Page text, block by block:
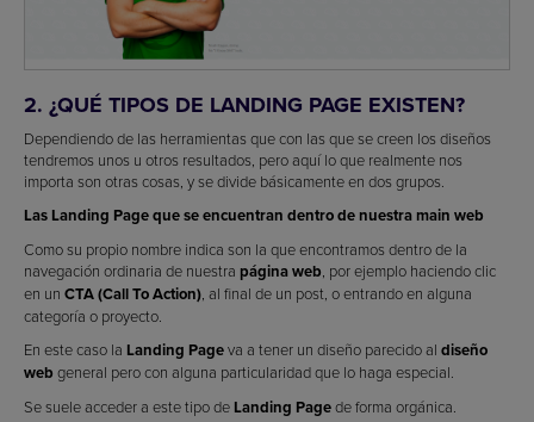
2. ¿QUÉ TIPOS DE LANDING PAGE EXISTEN?
Dependiendo de las herramientas que con las que se creen los diseños
tendremos unos u otros resultados, pero aquí lo que realmente nos
importa son otras cosas, y se divide básicamente en dos grupos.
Las Landing Page que se encuentran dentro de nuestra main web
Como su propio nombre indica son la que encontramos dentro de la
navegación ordinaria de nuestra página web, por ejemplo haciendo clic
en un CTA (Call To Action), al final de un post, o entrando en alguna
categoría o proyecto.
En este caso la Landing Pageva a tener un diseño parecido al diseño
web general pero con alguna particularidad que lo haga especial.
Se suele acceder a este tipo de Landing Pagede forma orgánica.